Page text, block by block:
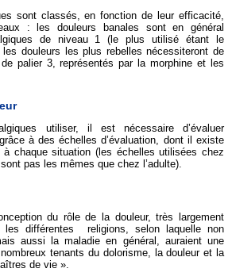
sont classés, en fonction de leur efficacité,
: les douleurs banales sont en général
de niveau 1 (le plus utilisé étant le
douleurs les plus rebelles nécessiteront de
palier 3, représentés par la morphine et les
utiliser, il est nécessaire d’évaluer
à des échelles d’évaluation, dont il existe
chaque situation (les échelles utilisées chez
pas les mêmes que chez l’adulte).
du rôle de la douleur, très largement
les différentes religions, selon laquelle non
aussi la maladie en général, auraient une
tenants du dolorisme, la douleur et la
de vie ».